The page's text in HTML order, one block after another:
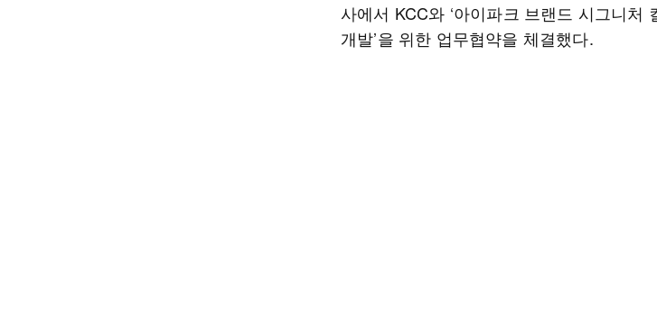
사에서 KCC와 ‘아이파크 브랜드 시그니처
개발’을 위한 업무협약을 체결했다.